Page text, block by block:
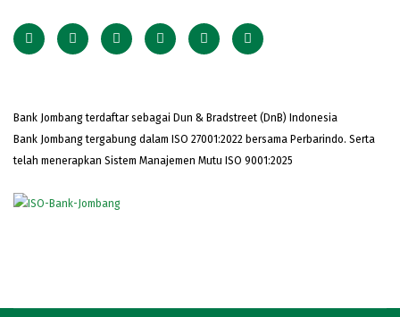
Bank Jombang terdaftar sebagai Dun & Bradstreet (DnB) Indonesia
Bank Jombang tergabung dalam ISO 27001:2022 bersama Perbarindo. Serta
telah menerapkan Sistem Manajemen Mutu ISO 9001:2025